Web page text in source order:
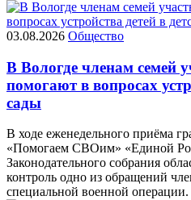
03.08.2026 Общество
В Вологде членам семей
помогают в вопросах
сады
В ходе еженедельного приёма
«Помогаем СВОим» «Единой
Законодательного собрания
контроль одно из обращений
специальной военной операции.